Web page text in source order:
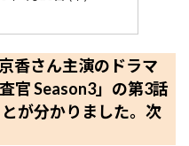
香さん主演のドラマ
官 Season3」の第3話
が分かりました。次